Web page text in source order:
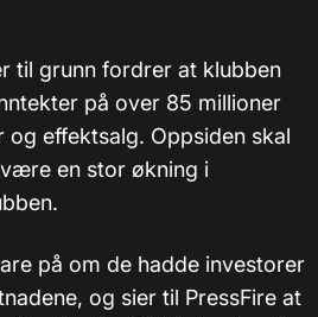
til grunn fordrer at klubben
på over 85 millioner
og effektsalg. Oppsiden skal
en stor økning i
på om de hadde investorer
og sier til PressFire at